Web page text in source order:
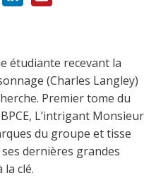
étudiante recevant la
(Charles Langley)
Premier tome du
L’intrigant Monsieur
du groupe et tisse
dernières grandes
la clé.